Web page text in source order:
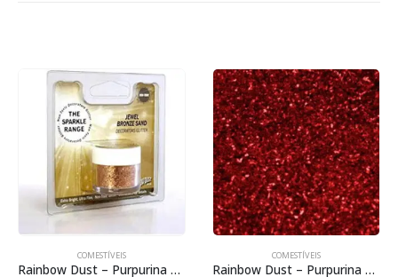
COMESTÍVEIS
Rainbow Dust – Purpurina não tóxica – Jewel Bronze Sand – 5g
COMESTÍVEIS
Rainbow Dust – Purpurina não tóxica – Jewel Fire Red – 5g